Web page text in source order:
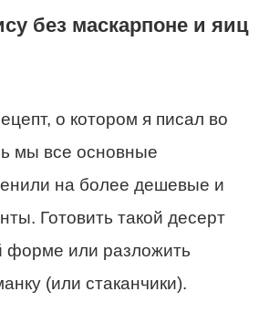
без маскарпоне и яиц
о котором я писал во
мы все основные
на более дешевые и
Готовить такой десерт
или разложить
(или стаканчики).